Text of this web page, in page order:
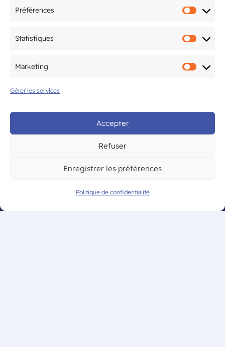
Préférences
Statistiques
Marketing
Gérer les services
Accepter
Refuser
Enregistrer les préférences
Politique de confidentialité
accueille la finale
Fédéral Régional
5ème édition du Tournoi National
les 20 & 21 juin
Mentions légales
Politique de confidentialité